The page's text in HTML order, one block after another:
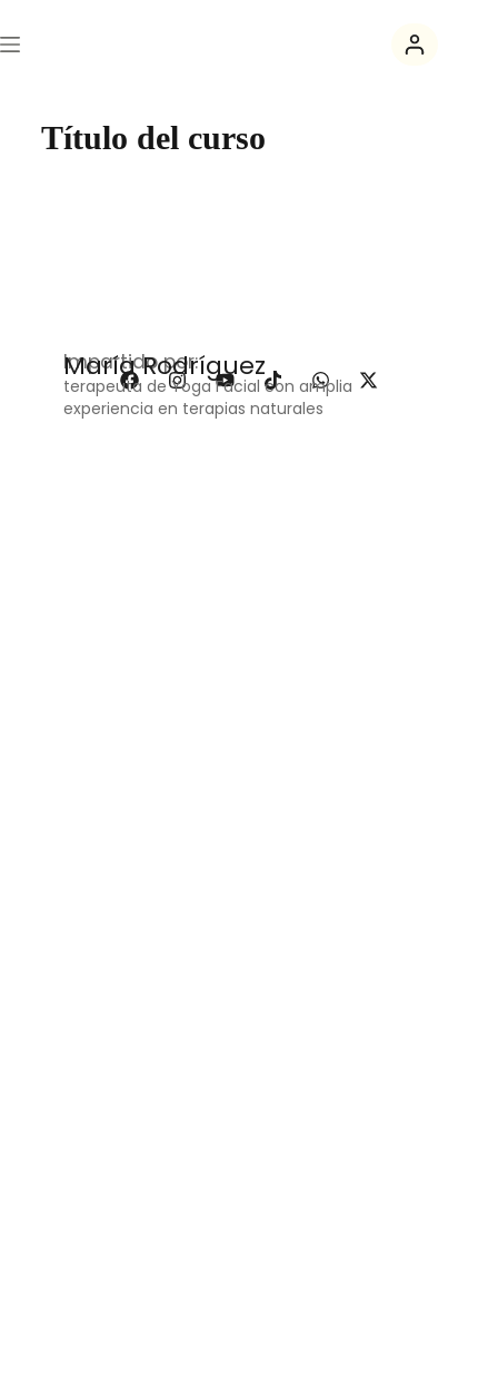
Título del curso
Impartido por:
María Rodríguez
terapeuta de Yoga Facial con amplia
experiencia en terapias naturales